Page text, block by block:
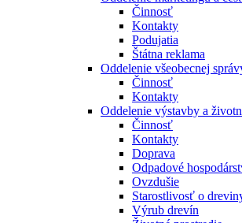
Činnosť
Kontakty
Podujatia
Štátna reklama
Oddelenie všeobecnej
Činnosť
Kontakty
Oddelenie výstavby a
Činnosť
Kontakty
Doprava
Odpadové
Ovzdušie
Starostlivosť o
Výrub drevín